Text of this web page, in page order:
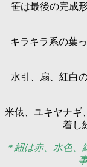
笹は最後の完成
キラキラ系の葉
水引、扇、紅白
米俵、ユキヤナギ
着し
＊紐は赤、水色